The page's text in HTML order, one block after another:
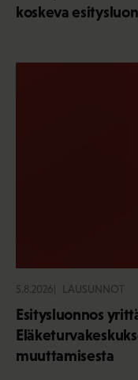
koskeva
5.8.2026 LAUSUNNOT
Esitysluonnos
muuttamisesta